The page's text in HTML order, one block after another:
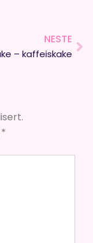
NESTE
– kaffeiskake
*